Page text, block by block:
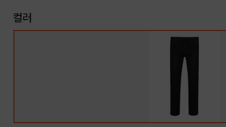
컬러